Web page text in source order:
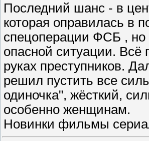
Последний шанс - в
которая оправилась в
спецоперации ФСБ , но
опасной ситуации.
руках преступников.
решил пустить все
одиночка", жёсткий,
особенно женщинам.
Новинки фильмы